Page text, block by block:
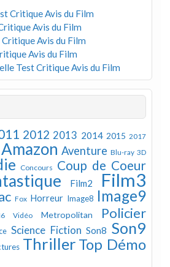
Critique Avis du Film
Avis du Film
Avis du Film
Avis du Film
Test Critique Avis du Film
2012 2013 2014 2015 2017
Amazon Aventure Blu-ray 3D
Concours Coup de Coeur
Film2 Film3
Fox Horreur Image8 Image9
Vidéo Metropolitan Policier
Science Fiction Son8 Son9
Thriller Top Démo